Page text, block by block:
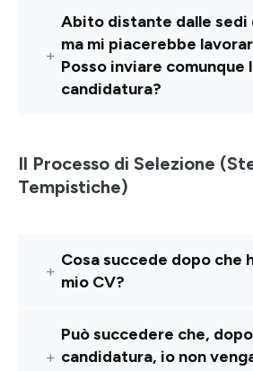
Abito distante dalle sedi
ma mi piacerebbe
Posso inviare comunque
candidatura?
Il Processo di Selezione
Tempistiche)
Cosa succede dopo che
mio CV?
Può succedere che,
candidatura, io non